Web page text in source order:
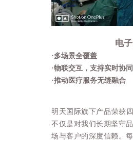
电
·多场景全覆盖
·物联交互，支持实时协同
·推动医疗服务无缝融合
明天国际旗下产品荣获
不仅是对我们长期坚守
场与客户的深度信赖。